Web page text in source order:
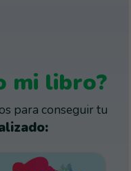
mi libro?
para conseguir tu